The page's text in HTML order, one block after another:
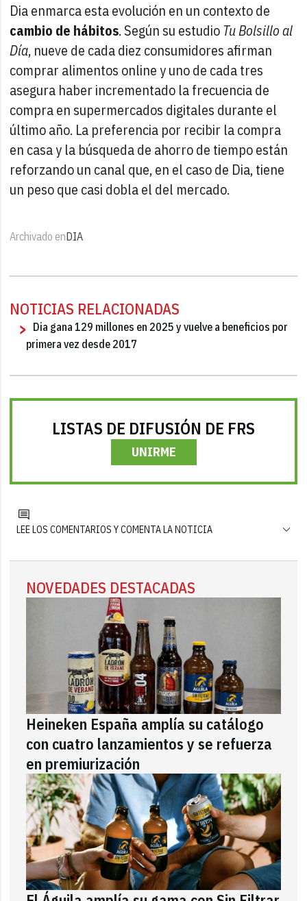
Dia enmarca esta evolución en un contexto de
cambio de hábitos. Según su estudio Tu Bolsillo al
Día, nueve de cada diez consumidores afirman
comprar alimentos online y uno de cada tres
asegura haber incrementado la frecuencia de
compra en supermercados digitales durante el
último año. La preferencia por recibir la compra
en casa y la búsqueda de ahorro de tiempo están
reforzando un canal que, en el caso de Dia, tiene
un peso que casi dobla el del mercado.
Archivado enDIA
NOTICIAS RELACIONADAS
Dia gana 129 millones en 2025 y vuelve a beneficios por
primera vez desde 2017
LISTAS DE DIFUSIÓN DE FRS
UNIRME
LEE LOS COMENTARIOS Y COMENTA LA NOTICIA
NOVEDADES DESTACADAS
Heineken España amplía su catálogo
con cuatro lanzamientos y se refuerza
en premiurización